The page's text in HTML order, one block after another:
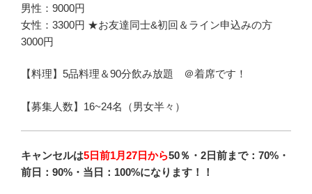
男性：9000円
女性：3300円 ★お友達同士&初回＆ライン申込みの方
3000円
【料理】5品料理＆90分飲み放題 ＠着席です！
【募集人数】16~24名（男女半々）
キャンセルは5日前1月27日から50％・2日前まで：70%・
前日：90%・当日：100%になります！！